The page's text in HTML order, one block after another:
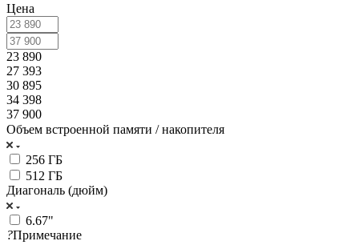
Цена
23 890
27 393
30 895
34 398
37 900
Объем встроенной памяти / накопителя
256 ГБ
512 ГБ
Диагональ (дюйм)
6.67"
?Примечание